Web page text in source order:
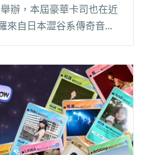
辦，本屆豪華卡司也在近
來自日本澀谷系傳奇音樂
圭吾）展現獨到策展品
音樂節」公布全陣容 前
debloop、COLD DEW揭